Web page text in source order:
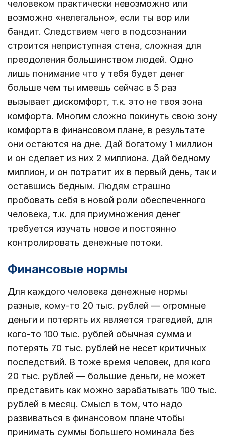
человеком практически невозможно или
возможно «нелегально», если ты вор или
бандит. Следствием чего в подсознании
строится неприступная стена, сложная для
преодоления большинством людей. Одно
лишь понимание что у тебя будет денег
больше чем ты имеешь сейчас в 5 раз
вызывает дискомфорт, т.к. это не твоя зона
комфорта. Многим сложно покинуть свою зону
комфорта в финансовом плане, в результате
они остаются на дне. Дай богатому 1 миллион
и он сделает из них 2 миллиона. Дай бедному
миллион, и он потратит их в первый день, так и
оставшись бедным. Людям страшно
пробовать себя в новой роли обеспеченного
человека, т.к. для приумножения денег
требуется изучать новое и постоянно
контролировать денежные потоки.
Финансовые нормы
Для каждого человека денежные нормы
разные, кому-то 20 тыс. рублей — огромные
деньги и потерять их является трагедией, для
кого-то 100 тыс. рублей обычная сумма и
потерять 70 тыс. рублей не несет критичных
последствий. В тоже время человек, для кого
20 тыс. рублей — большие деньги, не может
представить как можно зарабатывать 100 тыс.
рублей в месяц. Смысл в том, что надо
развиваться в финансовом плане чтобы
принимать суммы большего номинала без